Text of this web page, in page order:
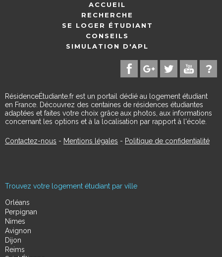
ACCUEIL
RECHERCHE
SE LOGER ÉTUDIANT
CONSEILS
SIMULATION D'APL
RésidenceÉtudiante.fr est un portail dédié au logement étudiant
en France. Découvrez des centaines de résidences étudiantes
adaptées et faites votre choix grâce aux photos, aux informations
concernant les options et à la localisation par rapport à l'école.
Contactez-nous - Mentions légales - Politique de confidentialité
Trouvez votre logement étudiant par ville
Orléans
Perpignan
Nimes
Avignon
Dijon
Reims